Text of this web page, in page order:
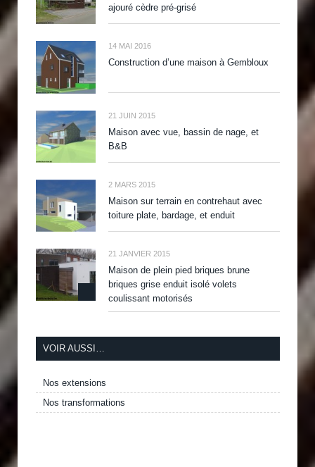
ajouré cèdre pré-grisé
14 MAI 2016
Construction d’une maison à Gembloux
21 JUIN 2015
Maison avec vue, bassin de nage, et
B&B
2 MARS 2015
Maison sur terrain en contrehaut avec
toiture plate, bardage, et enduit
21 JANVIER 2015
Maison de plein pied briques brune
briques grise enduit isolé volets
coulissant motorisés
VOIR AUSSI…
Nos extensions
Nos transformations